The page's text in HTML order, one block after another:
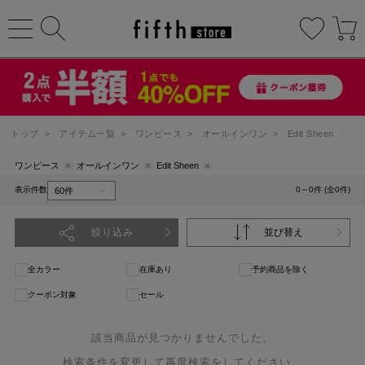
トップ > アイテム一覧 > ワンピース > オールインワン > Edit Sheen
ワンピース オールインワン Edit Sheen
表示件数 0～0件 (全0件)
絞り込み 並び替え
全カラー 在庫あり 予約商品を除く
クーポン対象 セール
該当商品が見つかりませんでした。
検索条件を変更して再度検索をしてください。